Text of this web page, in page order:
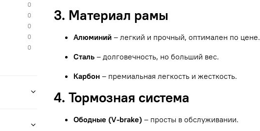
3. Материал рамы
Алюминий – легкий и прочный, оптимален по цене.
Сталь – долговечность, но больший вес.
Карбон – премиальная легкость и жесткость.
4. Тормозная система
Ободные (V-brake) – просты в обслуживании.
0
0
0
0
0